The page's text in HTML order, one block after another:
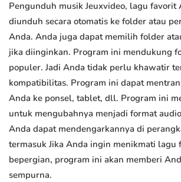
Pengunduh musik Jeuxvideo, lagu favorit
diunduh secara otomatis ke folder atau
Anda. Anda juga dapat memilih folder
jika diinginkan. Program ini mendukung
populer. Jadi Anda tidak perlu khawatir
kompatibilitas. Program ini dapat
Anda ke ponsel, tablet, dll. Program ini
untuk mengubahnya menjadi format
Anda dapat mendengarkannya di
termasuk Jika Anda ingin menikmati lagu
bepergian, program ini akan memberi
sempurna.